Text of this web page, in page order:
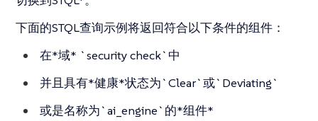
下面的STQL查询示例将返回符合以下条件的组件：
在*域* `security check`中
并且具有*健康*状态为`Clear`或`Deviating`
或是名称为`ai_engine`的*组件*